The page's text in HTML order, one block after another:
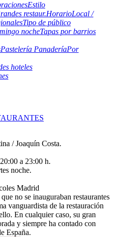
Estilo
restaur.HorarioLocal /
Tipo de público
nocheTapas por barrios
Pastelería PanaderíaPor
hoteles
/ Joaquín Costa.
a 23:00 h.
noche.
Madrid
no se inauguraban restaurantes
vanguardista de la restauración
En cualquier caso, su gran
y siempre ha contado con
España.